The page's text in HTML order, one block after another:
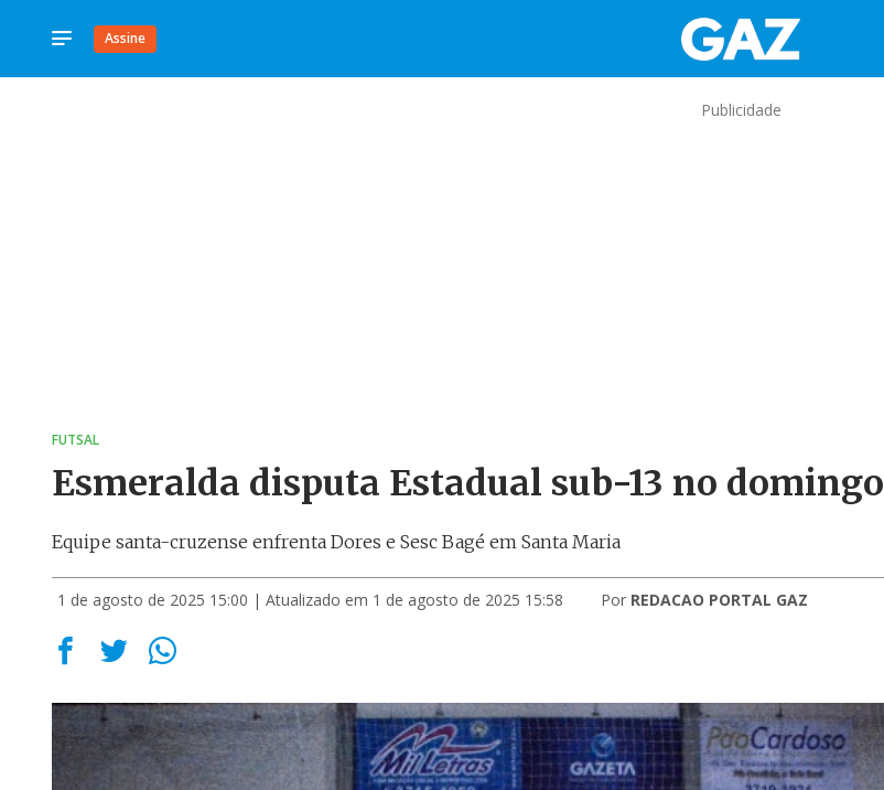
Assine
Publicidade
FUTSAL
Esmeralda disputa Estadual sub-13 no domingo
Equipe santa-cruzense enfrenta Dores e Sesc Bagé em Santa Maria
1 de agosto de 2025 15:00 | Atualizado em 1 de agosto de 2025 15:58 Por REDACAO PORTAL GAZ